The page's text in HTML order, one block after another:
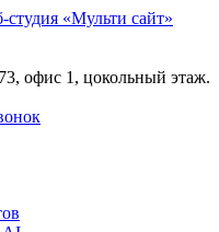
офис 1, цокольный этаж.